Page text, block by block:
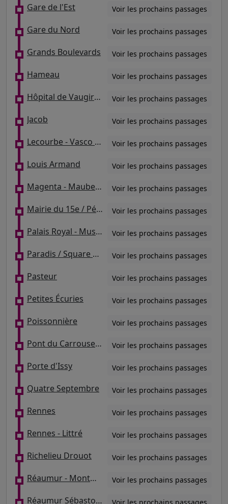
Gare de l'Est Voir les prochains passages
Gare du Nord Voir les prochains passages
Grands Boulevards Voir les prochains passages
Hameau Voir les prochains passages
Hôpital de Vaugirard Voir les prochains passages
Jacob Voir les prochains passages
Lecourbe - Vasco De Gama / Lycée Louis Armand Voir les prochains passages
Louis Armand Voir les prochains passages
Magenta - Maubeuge - Gare du Nord Voir les prochains passages
Mairie du 15e / Péclet / Square Saint-Lambert Voir les prochains passages
Palais Royal - Musée Du Louvre Voir les prochains passages
Paradis / Square Montholon Voir les prochains passages
Pasteur Voir les prochains passages
Petites Écuries Voir les prochains passages
Poissonnière Voir les prochains passages
Pont du Carrousel - Quai Voltaire Voir les prochains passages
Porte d'Issy Voir les prochains passages
Quatre Septembre Voir les prochains passages
Rennes Voir les prochains passages
Rennes - Littré Voir les prochains passages
Richelieu Drouot Voir les prochains passages
Réaumur - Montmartre Voir les prochains passages
Réaumur Sébastopol